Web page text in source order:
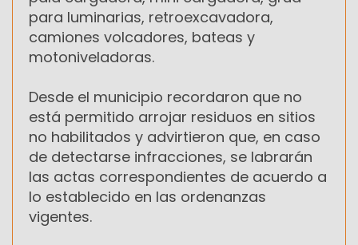
para luminarias, retroexcavadora,
camiones volcadores, bateas y
motoniveladoras.
Desde el municipio recordaron que no
está permitido arrojar residuos en sitios
no habilitados y advirtieron que, en caso
de detectarse infracciones, se labrarán
las actas correspondientes de acuerdo a
lo establecido en las ordenanzas
vigentes.